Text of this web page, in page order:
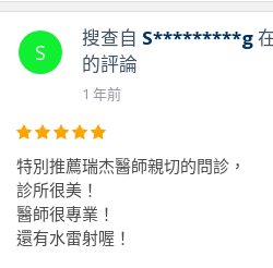
S
搜查自 S*********g
的評論
1 年前
特別推薦瑞杰醫師親切的問診，
診所很美！
醫師很專業！
還有水雷射喔！